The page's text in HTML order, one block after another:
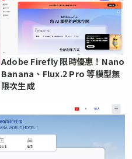
Adobe Firefly 限時優惠！Nano
Banana、Flux.2 Pro 等模型無
限次生成